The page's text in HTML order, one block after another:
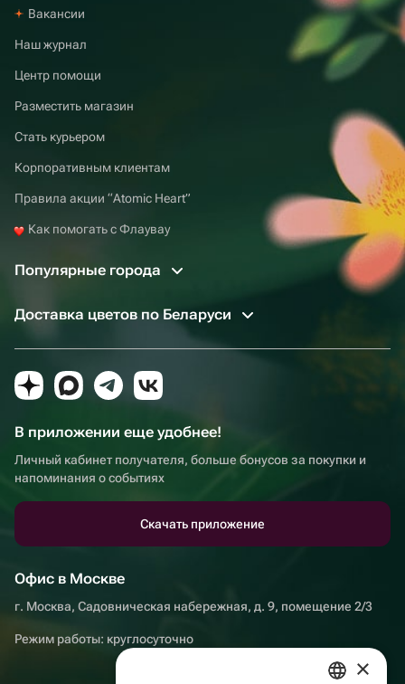
Вакансии
Наш журнал
Центр помощи
Разместить магазин
Стать курьером
Корпоративным клиентам
Правила акции “Atomic Heart”
Как помогать с Флаувау
Популярные города
Доставка цветов по Беларуси
В приложении еще удобнее!
Личный кабинет получателя, больше бонусов за покупки и
напоминания о событиях
Скачать приложение
Офис в Москве
г. Москва, Садовническая набережная, д. 9, помещение 2/3
Режим работы: круглосуточно
×